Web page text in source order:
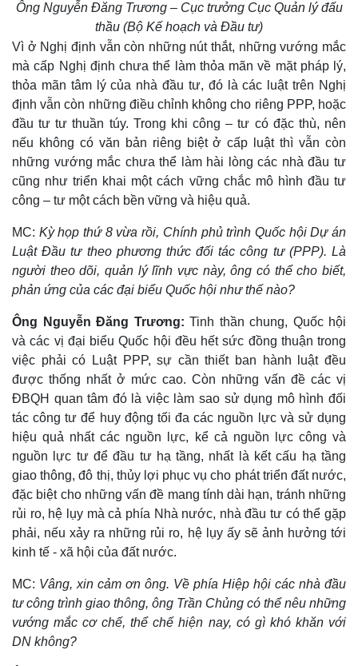
Ông Nguyễn Đăng Trương – Cục trưởng Cục Quản lý đấu
thầu (Bộ Kế hoạch và Đầu tư)
Vì ở Nghị định vẫn còn những nút thắt, những vướng mắc
mà cấp Nghị định chưa thể làm thỏa mãn về mặt pháp lý,
thỏa mãn tâm lý của nhà đầu tư, đó là các luật trên Nghị
định vẫn còn những điều chỉnh không cho riêng PPP, hoặc
đầu tư tư thuần túy. Trong khi công – tư có đặc thù, nên
nếu không có văn bản riêng biệt ở cấp luật thì vẫn còn
những vướng mắc chưa thể làm hài lòng các nhà đầu tư
cũng như triển khai một cách vững chắc mô hình đầu tư
công – tư một cách bền vững và hiệu quả.
MC: Kỳ họp thứ 8 vừa rồi, Chính phủ trình Quốc hội Dự án
Luật Đầu tư theo phương thức đối tác công tư (PPP). Là
người theo dõi, quản lý lĩnh vực này, ông có thể cho biết,
phản ứng của các đại biểu Quốc hội như thế nào?
Ông Nguyễn Đăng Trương: Tinh thần chung, Quốc hội
và các vị đại biểu Quốc hội đều hết sức đồng thuận trong
việc phải có Luật PPP, sự cần thiết ban hành luật đều
được thống nhất ở mức cao. Còn những vấn đề các vị
ĐBQH quan tâm đó là việc làm sao sử dụng mô hình đối
tác công tư để huy động tối đa các nguồn lực và sử dụng
hiệu quả nhất các nguồn lực, kể cả nguồn lực công và
nguồn lực tư để đầu tư hạ tầng, nhất là kết cấu hạ tầng
giao thông, đô thị, thủy lợi phục vụ cho phát triển đất nước,
đặc biệt cho những vấn đề mang tính dài hạn, tránh những
rủi ro, hệ lụy mà cả phía Nhà nước, nhà đầu tư có thể gặp
phải, nếu xảy ra những rủi ro, hệ lụy ấy sẽ ảnh hưởng tới
kinh tế - xã hội của đất nước.
MC: Vâng, xin cảm ơn ông. Về phía Hiệp hội các nhà đầu
tư công trình giao thông, ông Trần Chủng có thể nêu những
vướng mắc cơ chế, thể chế hiện nay, có gì khó khăn với
DN không?